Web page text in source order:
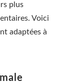
plus
Voici
adaptées à